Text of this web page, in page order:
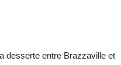
desserte entre Brazzaville et